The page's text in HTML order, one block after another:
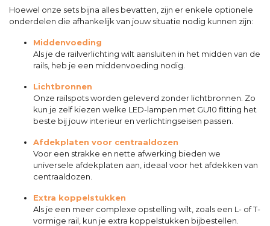
Hoewel onze sets bijna alles bevatten, zijn er enkele optionele
onderdelen die afhankelijk van jouw situatie nodig kunnen zijn:
Middenvoeding
Als je de railverlichting wilt aansluiten in het midden van de
rails, heb je een middenvoeding nodig.
Lichtbronnen
Onze railspots worden geleverd zonder lichtbronnen. Zo
kun je zelf kiezen welke LED-lampen met GU10 fitting het
beste bij jouw interieur en verlichtingseisen passen.
Afdekplaten voor centraaldozen
Voor een strakke en nette afwerking bieden we
universele afdekplaten aan, ideaal voor het afdekken van
centraaldozen.
Extra koppelstukken
Als je een meer complexe opstelling wilt, zoals een L- of T-
vormige rail, kun je extra koppelstukken bijbestellen.